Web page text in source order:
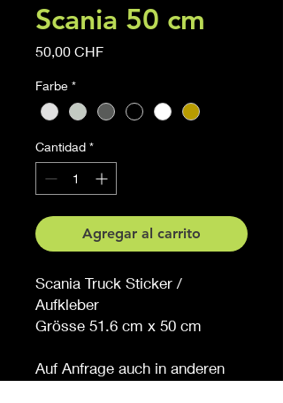
Scania 50 cm
50,00 CHFPrecio
Farbe *
Cantidad *
Agregar al carrito
Scania Truck Sticker /
Aufkleber
Grösse 51.6 cm x 50 cm
Auf Anfrage auch in anderen